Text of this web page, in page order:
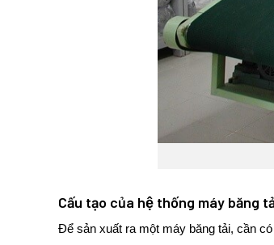
Cấu tạo của hệ thống máy băng
Để sản xuất ra một máy băng tải, cần